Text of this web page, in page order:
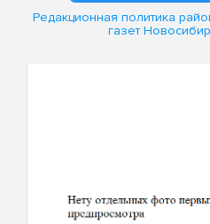
Редакционная политика
газет